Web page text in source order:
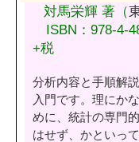
対馬栄輝 著（
ISBN：978-4-
+税
分析内容と手順解
入門です。理にか
めに、統計の専門
はせず、かといっ